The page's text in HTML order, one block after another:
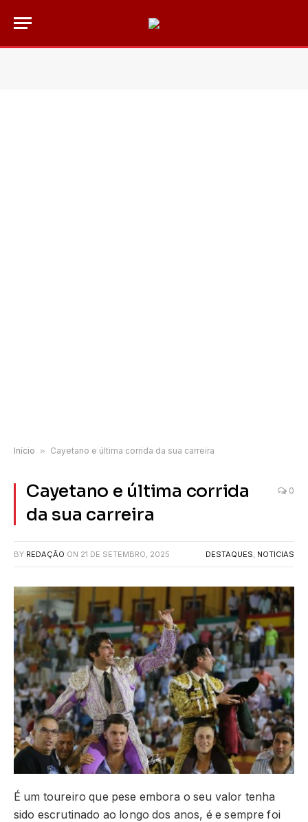
Início » Cayetano e última corrida da sua carreira
Cayetano e última corrida
da sua carreira
0
BY REDAÇÃO ON 21 DE SETEMBRO, 2025 DESTAQUES, NOTICIAS
É um toureiro que pese embora o seu valor tenha
sido escrutinado ao longo dos anos, é e sempre foi